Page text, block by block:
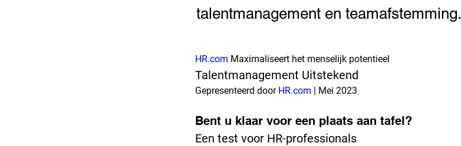
talentmanagement en teamafstemming.
HR.com Maximaliseert het menselijk potentieel
Talentmanagement Uitstekend
Gepresenteerd door HR.com | Mei 2023
Bent u klaar voor een plaats aan tafel?
Een test voor HR-professionals